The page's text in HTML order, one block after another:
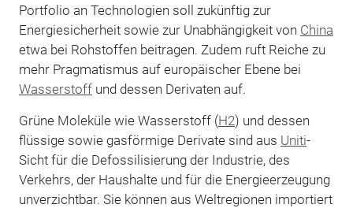
Portfolio an Technologien soll zukünftig zur
Energiesicherheit sowie zur Unabhängigkeit von China
etwa bei Rohstoffen beitragen. Zudem ruft Reiche zu
mehr Pragmatismus auf europäischer Ebene bei
Wasserstoffund dessen Derivaten auf.
Grüne Moleküle wie Wasserstoff (H2) und dessen
flüssige sowie gasförmige Derivate sind aus Uniti-
Sicht für die Defossilisierung der Industrie, des
Verkehrs, der Haushalte und für die Energieerzeugung
unverzichtbar. Sie können aus Weltregionen importiert